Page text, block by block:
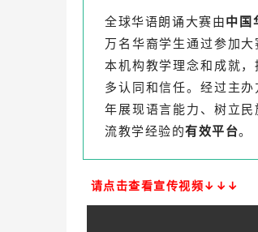
全球华语朗诵大赛由中国
万名华裔学生通过参加
本机构教学理念和成就
多认同和信任。经过主
年展现语言能力、树立
流教学经验的有效平台。
请点击查看宣传视频↓↓↓